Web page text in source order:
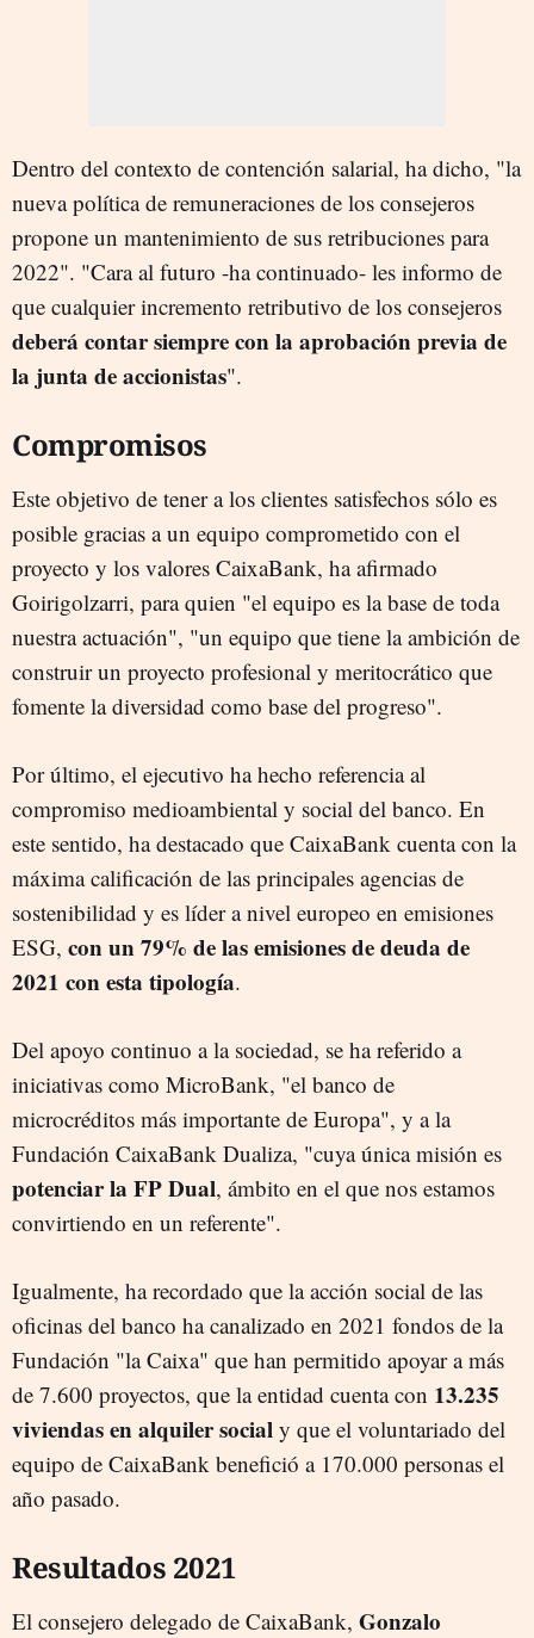
Dentro del contexto de contención salarial, ha dicho, "la
nueva política de remuneraciones de los consejeros
propone un mantenimiento de sus retribuciones para
2022". "Cara al futuro -ha continuado- les informo de
que cualquier incremento retributivo de los consejeros
deberá contar siempre con la aprobación previa de
la junta de accionistas".
Compromisos
Este objetivo de tener a los clientes satisfechos sólo es
posible gracias a un equipo comprometido con el
proyecto y los valores CaixaBank, ha afirmado
Goirigolzarri, para quien "el equipo es la base de toda
nuestra actuación", "un equipo que tiene la ambición de
construir un proyecto profesional y meritocrático que
fomente la diversidad como base del progreso".
Por último, el ejecutivo ha hecho referencia al
compromiso medioambiental y social del banco. En
este sentido, ha destacado que CaixaBank cuenta con la
máxima calificación de las principales agencias de
sostenibilidad y es líder a nivel europeo en emisiones
ESG, con un 79% de las emisiones de deuda de
2021 con esta tipología.
Del apoyo continuo a la sociedad, se ha referido a
iniciativas como MicroBank, "el banco de
microcréditos más importante de Europa", y a la
Fundación CaixaBank Dualiza, "cuya única misión es
potenciar la FP Dual, ámbito en el que nos estamos
convirtiendo en un referente".
Igualmente, ha recordado que la acción social de las
oficinas del banco ha canalizado en 2021 fondos de la
Fundación "la Caixa" que han permitido apoyar a más
de 7.600 proyectos, que la entidad cuenta con 13.235
viviendas en alquiler social y que el voluntariado del
equipo de CaixaBank benefició a 170.000 personas el
año pasado.
Resultados 2021
El consejero delegado de CaixaBank, Gonzalo